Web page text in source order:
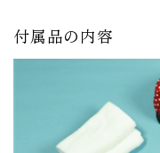
付属品の内容